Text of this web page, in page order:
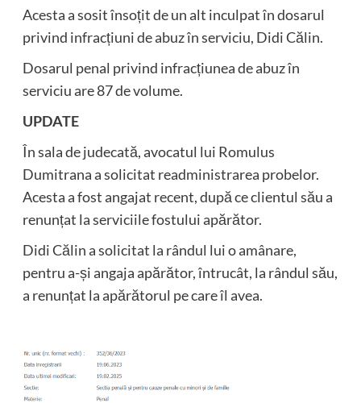
Acesta a sosit însoțit de un alt inculpat în dosarul
privind infracțiuni de abuz în serviciu, Didi Călin.
Dosarul penal privind infracțiunea de abuz în
serviciu are 87 de volume.
UPDATE
În sala de judecată, avocatul lui Romulus
Dumitrana a solicitat readministrarea probelor.
Acesta a fost angajat recent, după ce clientul său a
renunțat la serviciile fostului apărător.
Didi Călin a solicitat la rândul lui o amânare,
pentru a-și angaja apărător, întrucât, la rândul său,
a renunțat la apărătorul pe care îl avea.